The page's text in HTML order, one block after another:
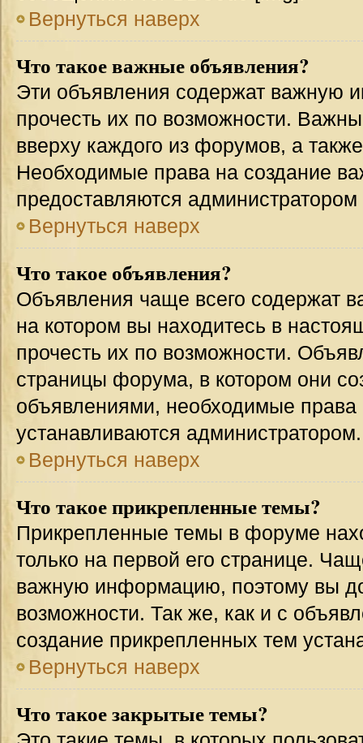
Вернуться наверх
Что такое важные объявления?
Эти объявления содержат
прочесть их по возможности.
вверху каждого из форумов, а
Необходимые права на создание
предоставляются
Вернуться наверх
Что такое объявления?
Объявления чаще всего
на котором вы находитесь в
прочесть их по возможности.
страницы форума, в котором они
объявлениями, необходимые права
устанавливаются администратором.
Вернуться наверх
Что такое прикрепленные темы?
Прикрепленные темы в форуме
только на первой его странице.
важную информацию, поэтому вы
возможности. Так же, как и с
создание прикрепленных тем
Вернуться наверх
Что такое закрытые темы?